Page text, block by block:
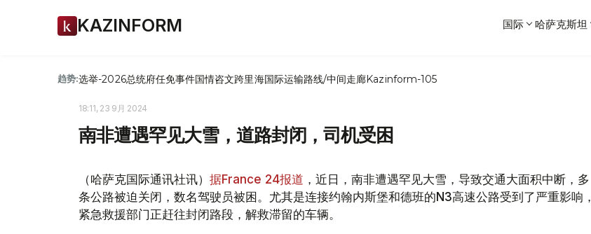
KAZINFORM 国际 哈萨克斯坦
趋势:选举-2026总统府任免事件国情咨文跨里海国际运输路线/中间走廊Kazinform-105
18:11, 23 9月 2024
南非遭遇罕见大雪，道路封闭，司机受困
（哈萨克国际通讯社讯） 据France 24报道 ，近日，南非遭遇罕见大雪，导致交通大面积中断，多
条公路被迫关闭，数名驾驶员被困。尤其是连接约翰内斯堡和德班的N3高速公路受到了严重影响，
紧急救援部门正赶往封闭路段，解救滞留的车辆。